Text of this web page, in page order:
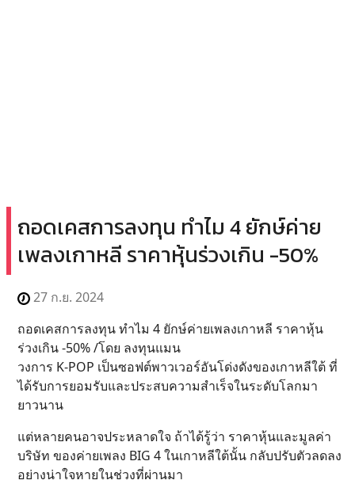
ถอดเคสการลงทุน ทำไม 4 ยักษ์ค่าย
เพลงเกาหลี ราคาหุ้นร่วงเกิน -50%
27 ก.ย. 2024
ถอดเคสการลงทุน ทำไม 4 ยักษ์ค่ายเพลงเกาหลี ราคาหุ้น
ร่วงเกิน -50% /โดย ลงทุนแมน
วงการ K-POP เป็นซอฟต์พาวเวอร์อันโด่งดังของเกาหลีใต้ ที่
ได้รับการยอมรับและประสบความสำเร็จในระดับโลกมา
ยาวนาน
แต่หลายคนอาจประหลาดใจ ถ้าได้รู้ว่า ราคาหุ้นและมูลค่า
บริษัท ของค่ายเพลง BIG 4 ในเกาหลีใต้นั้น กลับปรับตัวลดลง
อย่างน่าใจหายในช่วงที่ผ่านมา